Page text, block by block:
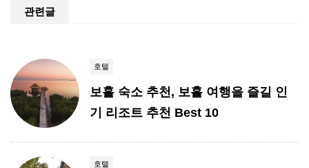
관련글
호텔
보홀 숙소 추천, 보홀 여행을 즐길 인
기 리조트 추천 Best 10
호텔